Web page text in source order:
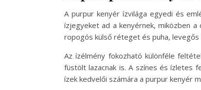
A purpur kenyér ízvilága egyedi és
ízjegyeket ad a kenyérnek, miközben
ropogós külső réteget és puha,
Az ízélmény fokozható különféle
füstölt lazacnak is. A színes és ízletes
ízek kedvelői számára a purpur kenyér